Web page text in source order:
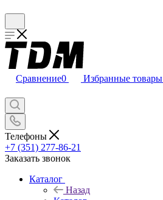
Сравнение0 Избранные товары
Телефоны
+7 (351) 277-86-21
Заказать звонок
Каталог
Назад